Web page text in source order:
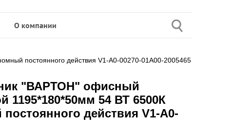
О компании
постоянного действия V1-A0-00270-01A00-2005465
"ВАРТОН" офисный
1195*180*50мм 54 ВТ 6500К
действия V1-A0-